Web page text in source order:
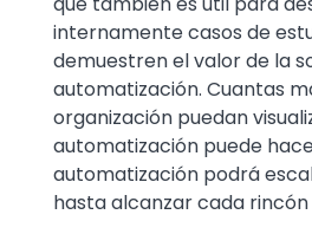
internamente casos de
demuestren el valor de la
automatización. Cuantas
organización puedan
automatización puede
automatización podrá
hasta alcanzar cada